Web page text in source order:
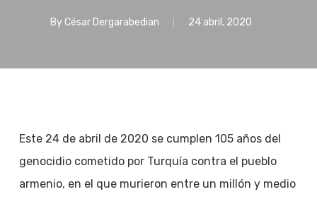
By César Dergarabedian 24 abril, 2020
Este 24 de abril de 2020 se cumplen 105 años del
genocidio cometido por Turquía contra el pueblo
armenio, en el que murieron entre un millón y medio